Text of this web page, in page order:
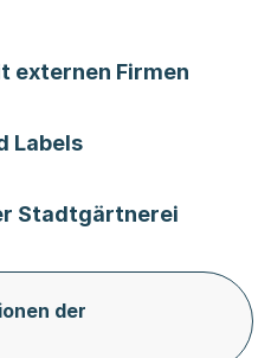
externen Firmen
Labels
Stadtgärtnerei
der